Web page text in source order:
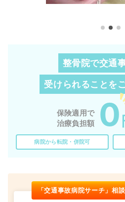
整骨院で交通
受けられることを
保険適用で
治療負担額
0
病院から転院・併院可
「交通事故病院サーチ」相